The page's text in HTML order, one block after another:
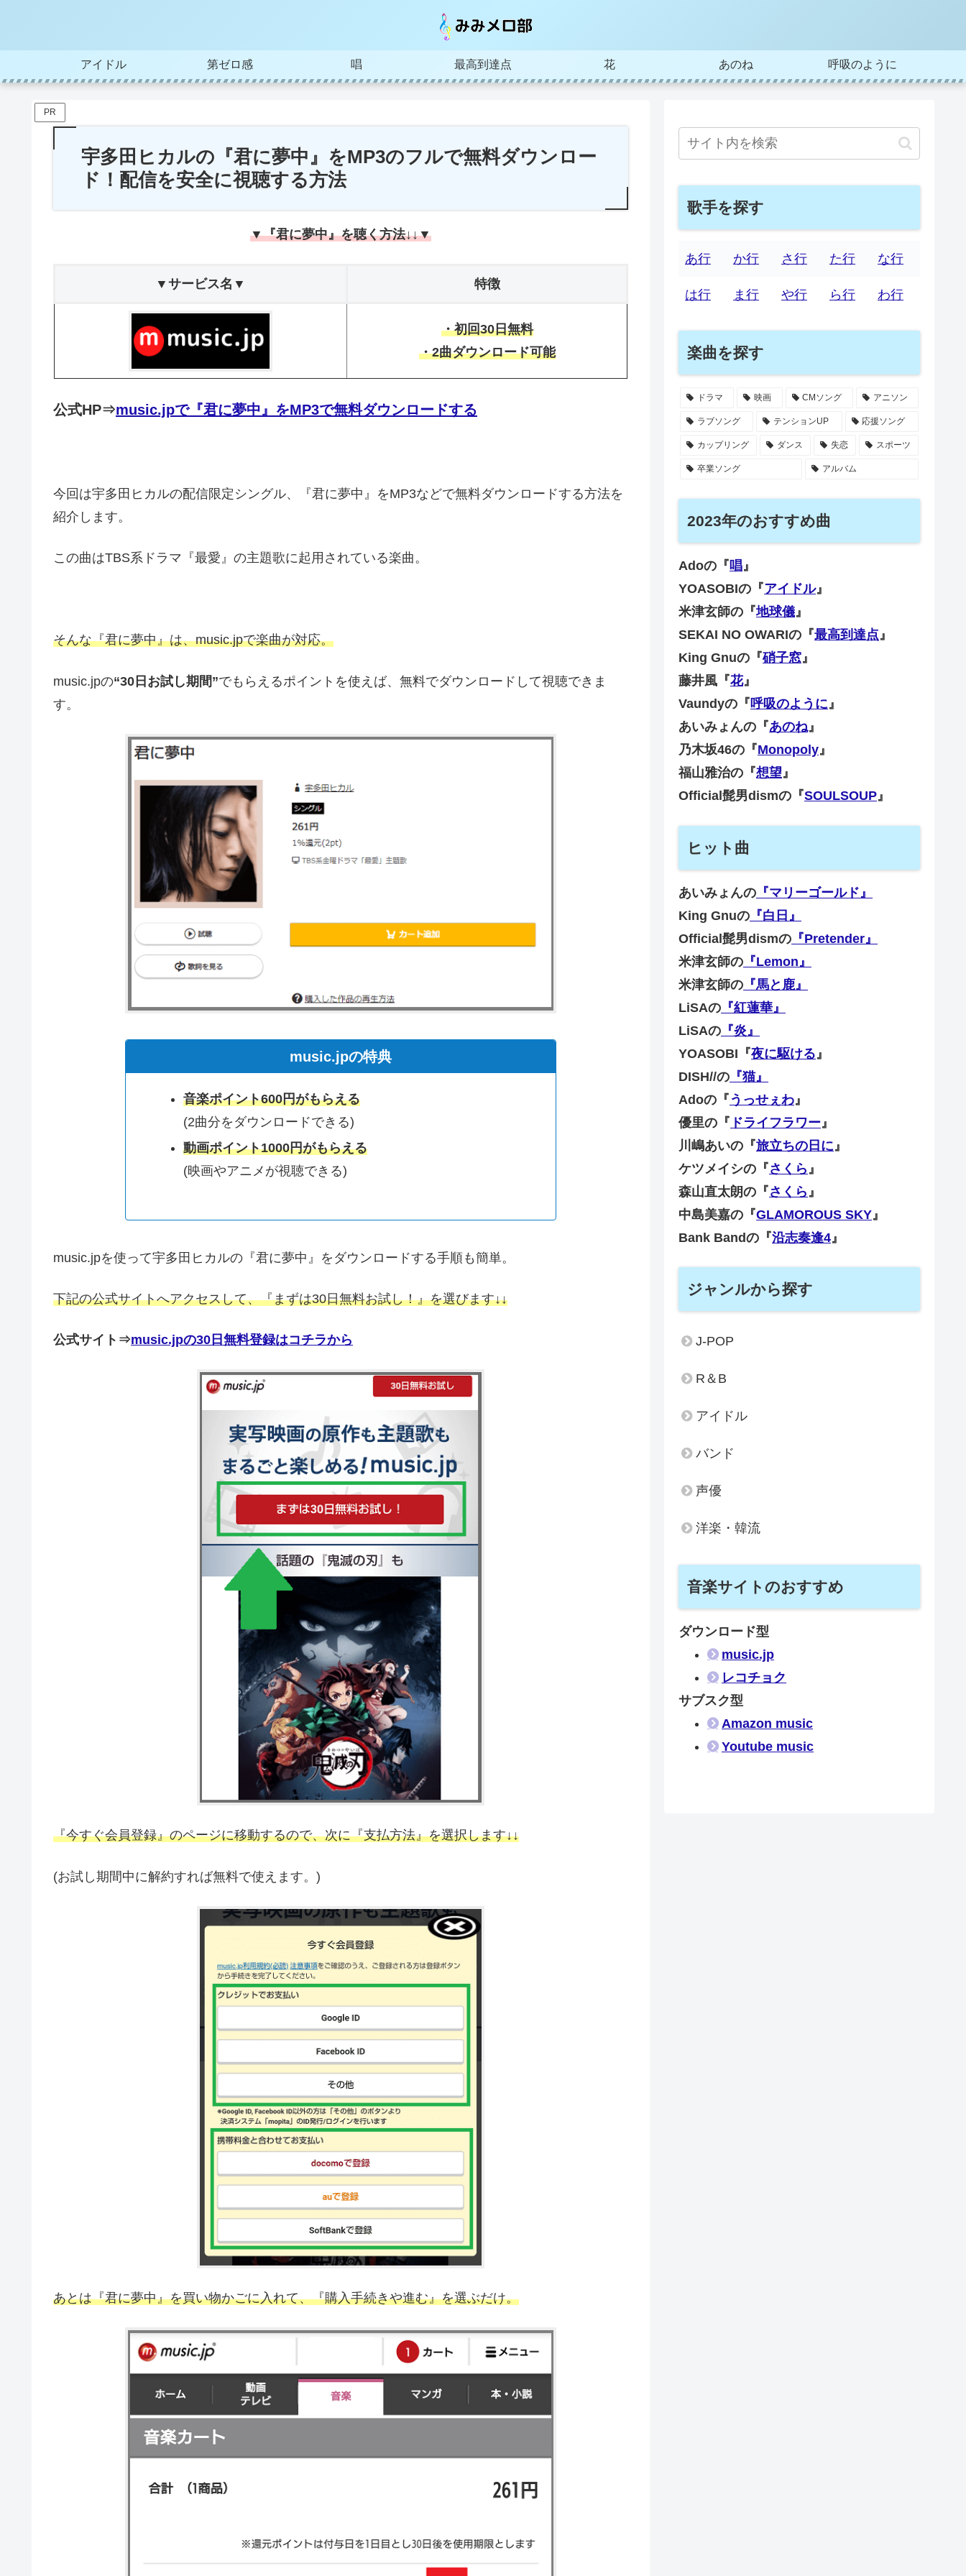
アイドル 第ゼロ感 唱 最高到達点 花 あのね 呼吸のように
PR
宇多田ヒカルの『君に夢中』をMP3のフルで無料ダウンロー
ド！配信を安全に視聴する方法
▼『君に夢中』を聴く方法↓↓▼
▼サービス名▼ 特徴
・初回30日無料
・2曲ダウンロード可能
公式HP⇒music.jpで『君に夢中』をMP3で無料ダウンロードする
今回は宇多田ヒカルの配信限定シングル、『君に夢中』をMP3などで無料ダウンロードする方法を
紹介します。
この曲はTBS系ドラマ『最愛』の主題歌に起用されている楽曲。
そんな『君に夢中』は、music.jpで楽曲が対応。
music.jpの“30日お試し期間”でもらえるポイントを使えば、無料でダウンロードして視聴できま
す。
music.jpの特典
音楽ポイント600円がもらえる
(2曲分をダウンロードできる)
動画ポイント1000円がもらえる
(映画やアニメが視聴できる)
music.jpを使って宇多田ヒカルの『君に夢中』をダウンロードする手順も簡単。
下記の公式サイトへアクセスして、『まずは30日無料お試し！』を選びます↓↓
公式サイト⇒music.jpの30日無料登録はコチラから
『今すぐ会員登録』のページに移動するので、次に『支払方法』を選択します↓↓
(お試し期間中に解約すれば無料で使えます。)
あとは『君に夢中』を買い物かごに入れて、『購入手続きや進む』を選ぶだけ。
歌手を探す
あ行 か行 さ行 た行 な行
は行 ま行 や行 ら行 わ行
楽曲を探す
ドラマ 映画 CMソング アニソン
ラブソング テンションUP 応援ソング
カップリング ダンス 失恋 スポーツ
卒業ソング アルバム
2023年のおすすめ曲
Adoの『唱』
YOASOBIの『アイドル』
米津玄師の『地球儀』
SEKAI NO OWARIの『最高到達点』
King Gnuの『硝子窓』
藤井風『花』
Vaundyの『呼吸のように』
あいみょんの『あのね』
乃木坂46の『Monopoly』
福山雅治の『想望』
Official髭男dismの『SOULSOUP』
ヒット曲
あいみょんの 『マリーゴールド』
King Gnuの 『白日』
Official髭男dismの 『Pretender』
米津玄師の 『Lemon』
米津玄師の 『馬と鹿』
LiSAの 『紅蓮華』
LiSAの 『炎』
YOASOBI『夜に駆ける 』
DISH//の 『猫』
Adoの『うっせぇわ 』
優里の『 ドライフラワー 』
川嶋あいの『旅立ちの日に 』
ケツメイシの『さくら 』
森山直太朗の『さくら 』
中島美嘉の『GLAMOROUS SKY 』
Bank Bandの『沿志奏逢4 』
ジャンルから探す
J-POP
R＆B
アイドル
バンド
声優
洋楽・韓流
音楽サイトのおすすめ
ダウンロード型
music.jp
レコチョク
サブスク型
Amazon music
Youtube music